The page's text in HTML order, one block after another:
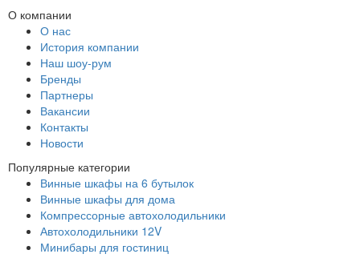
О компании
О нас
История компании
Наш шоу-рум
Бренды
Партнеры
Вакансии
Контакты
Новости
Популярные категории
Винные шкафы на 6 бутылок
Винные шкафы для дома
Компрессорные автохолодильники
Автохолодильники 12V
Минибары для гостиниц